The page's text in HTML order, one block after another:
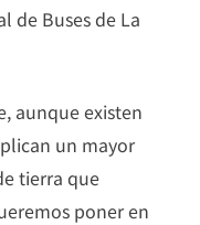
de Buses de La
aunque existen
un mayor
tierra que
poner en